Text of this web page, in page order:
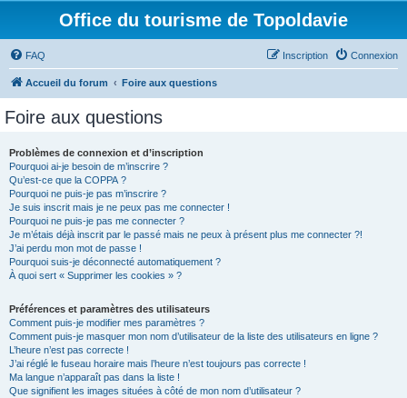
Office du tourisme de Topoldavie
FAQ Connexion
Inscription
Accueil du forum Foire aux questions
Foire aux questions
Problèmes de connexion et d’inscription
Pourquoi ai-je besoin de m’inscrire ?
Qu’est-ce que la COPPA ?
Pourquoi ne puis-je pas m’inscrire ?
Je suis inscrit mais je ne peux pas me connecter !
Pourquoi ne puis-je pas me connecter ?
Je m’étais déjà inscrit par le passé mais ne peux à présent plus me connecter ?!
J’ai perdu mon mot de passe !
Pourquoi suis-je déconnecté automatiquement ?
À quoi sert « Supprimer les cookies » ?
Préférences et paramètres des utilisateurs
Comment puis-je modifier mes paramètres ?
Comment puis-je masquer mon nom d’utilisateur de la liste des utilisateurs en ligne ?
L’heure n’est pas correcte !
J’ai réglé le fuseau horaire mais l’heure n’est toujours pas correcte !
Ma langue n’apparaît pas dans la liste !
Que signifient les images situées à côté de mon nom d’utilisateur ?